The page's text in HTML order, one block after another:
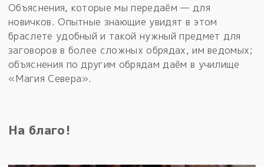
Объяснения, которые мы передаём — для
новичков. Опытные знающие увидят в этом
браслете удобный и такой нужный предмет для
заговоров в более сложных обрядах, им ведомых;
объяснения по другим обрядам даём в училище
«Магия Севера».
На благо!